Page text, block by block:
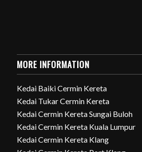
MORE INFORMATION
Kedai Baiki Cermin Kereta
Kedai Tukar Cermin Kereta
Kedai Cermin Kereta Sungai Buloh
Kedai Cermin Kereta Kuala Lumpur
Kedai Cermin Kereta Klang